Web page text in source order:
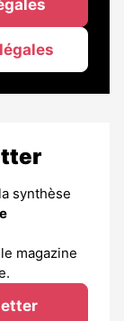
synthèse
magazine